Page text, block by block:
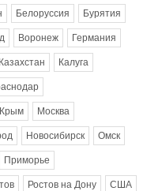
Белоруссия Бурятия
Воронеж Германия
Казахстан Калуга
Крым Москва
Новосибирск Омск
Приморье
Ростов на Дону США